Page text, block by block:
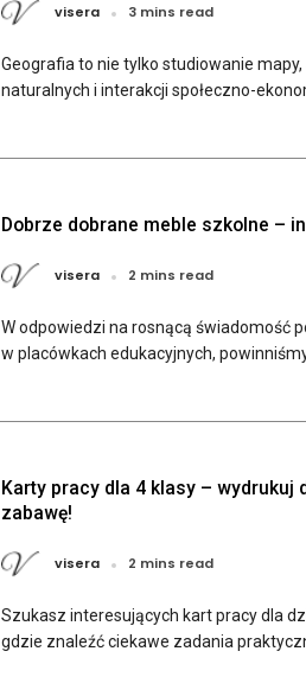
visera 3 mins read
Geografia to nie tylko studiowanie
naturalnych i interakcji społeczno-
Dobrze dobrane meble szkolne –
visera 2 mins read
W odpowiedzi na rosnącą świadomość
w placówkach edukacyjnych,
Karty pracy dla 4 klasy – wydrukuj
zabawę!
visera 2 mins read
Szukasz interesujących kart pracy dla
gdzie znaleźć ciekawe zadania